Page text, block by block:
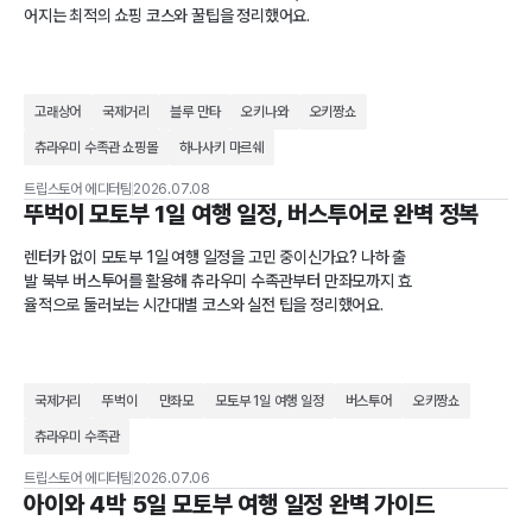
어지는 최적의 쇼핑 코스와 꿀팁을 정리했어요.
고래상어 국제거리 블루 만타 오키나와 오키짱쇼
츄라우미 수족관 쇼핑몰 하나사키 마르쉐
트립스토어 에디터팀 2026.07.08
뚜벅이 모토부 1일 여행 일정, 버스투어로 완벽 정복
렌터카 없이 모토부 1일 여행 일정을 고민 중이신가요? 나하 출
발 북부 버스투어를 활용해 츄라우미 수족관부터 만좌모까지 효
율적으로 둘러보는 시간대별 코스와 실전 팁을 정리했어요.
국제거리 뚜벅이 만좌모 모토부 1일 여행 일정 버스투어 오키짱쇼
츄라우미 수족관
트립스토어 에디터팀 2026.07.06
아이와 4박 5일 모토부 여행 일정 완벽 가이드